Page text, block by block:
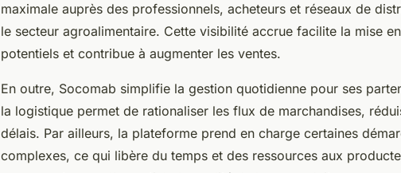
maximale auprès des professionnels, acheteurs et réseaux de
le secteur agroalimentaire. Cette visibilité accrue facilite la mise
potentiels et contribue à augmenter les ventes.
En outre, Socomab simplifie la gestion quotidienne pour ses
la logistique permet de rationaliser les flux de marchandises,
délais. Par ailleurs, la plateforme prend en charge certaines
complexes, ce qui libère du temps et des ressources aux